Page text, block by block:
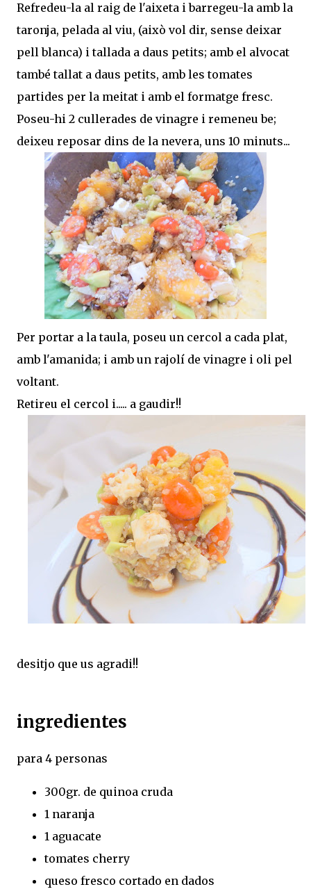
Refredeu-la al raig de l'aixeta i barregeu-la amb la
taronja, pelada al viu, (això vol dir, sense deixar
pell blanca) i tallada a daus petits; amb el alvocat
també tallat a daus petits, amb les tomates
partides per la meitat i amb el formatge fresc.
Poseu-hi 2 cullerades de vinagre i remeneu be;
deixeu reposar dins de la nevera, uns 10 minuts...
Per portar a la taula, poseu un cercol a cada plat,
amb l'amanida; i amb un rajolí de vinagre i oli pel
voltant.
Retireu el cercol i..... a gaudir!!
desitjo que us agradi!!
ingredientes
para 4 personas
300gr. de quinoa cruda
1 naranja
1 aguacate
tomates cherry
queso fresco cortado en dados